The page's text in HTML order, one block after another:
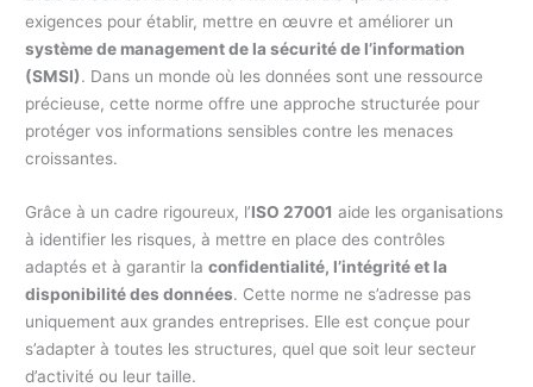
exigences pour établir, mettre en œuvre et améliorer un
système de management de la sécurité de l’information
(SMSI). Dans un monde où les données sont une ressource
précieuse, cette norme offre une approche structurée pour
protéger vos informations sensibles contre les menaces
croissantes.
Grâce à un cadre rigoureux, l’ISO 27001 aide les organisations
à identifier les risques, à mettre en place des contrôles
adaptés et à garantir laconfidentialité, l’intégrité et la
disponibilité des données. Cette norme ne s’adresse pas
uniquement aux grandes entreprises. Elle est conçue pour
s’adapter à toutes les structures, quel que soit leur secteur
d’activité ou leur taille.